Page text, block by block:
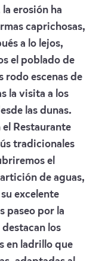
erosión ha
caprichosas,
a lo lejos,
el poblado de
rodo escenas de
la visita a los
las dunas.
el Restaurante
tradicionales
el
de aguas,
excelente
paseo por la
los
en ladrillo que